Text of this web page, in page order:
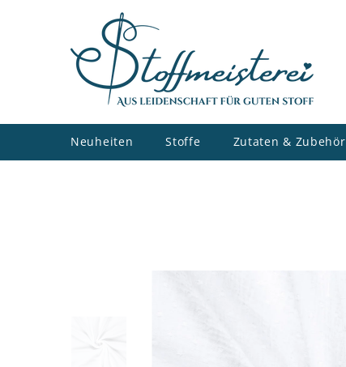
Neuheiten Stoffe Zutaten & Zubehör